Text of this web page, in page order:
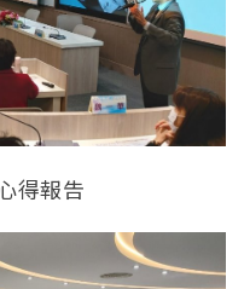
得報告